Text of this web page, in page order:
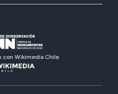
con Wikimedia Chile